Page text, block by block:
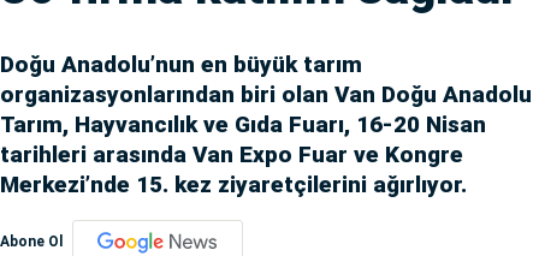
Doğu Anadolu’nun en büyük tarım
organizasyonlarından biri olan Van Doğu Anadolu
Tarım, Hayvancılık ve Gıda Fuarı, 16-20 Nisan
tarihleri arasında Van Expo Fuar ve Kongre
Merkezi’nde 15. kez ziyaretçilerini ağırlıyor.
Abone Ol